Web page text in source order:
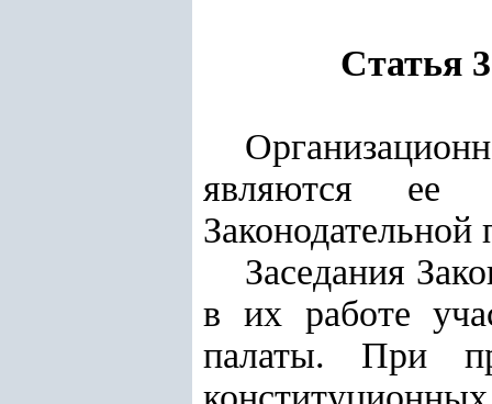
Статья
являются ее
Заседания
в их работе
палаты. При